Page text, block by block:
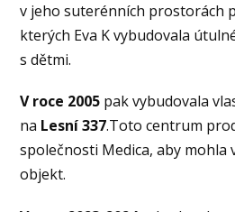
v jeho suterénních prostorách
kterých Eva K vybudovala
s dětmi.
V roce 2005 pak vybudovala
na Lesní 337.Toto centrum
společnosti Medica, aby mohla
objekt.